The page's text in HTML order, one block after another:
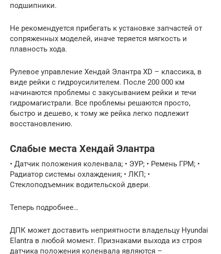
подшипники.
Не рекомендуется прибегать к установке запчастей от
сопряженных моделей, иначе теряется мягкость и
плавность хода.
Рулевое управление Хендай Элантра XD – классика, в
виде рейки с гидроусилителем. После 200 000 км
начинаются проблемы с закусыванием рейки и течи
гидромагистрали. Все проблемы решаются просто,
быстро и дешево, к тому же рейка легко подлежит
восстановлению.
Слабые места Хендай Элантра
• Датчик положения коленвала; • ЭУР; • Ремень ГРМ; •
Радиатор системы охлаждения; • ЛКП; •
Стеклоподъемник водительской двери.
Теперь подробнее…
ДПК может доставить неприятности владельцу Hyundai
Elantra в любой момент. Признаками выхода из строя
датчика положения коленвала являются –